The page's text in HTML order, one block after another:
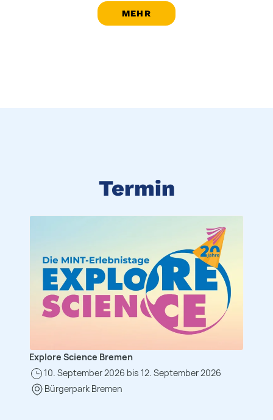
MEHR
Termin
Explore Science Bremen
10. September 2026 bis 12. September 2026
Bürgerpark Bremen